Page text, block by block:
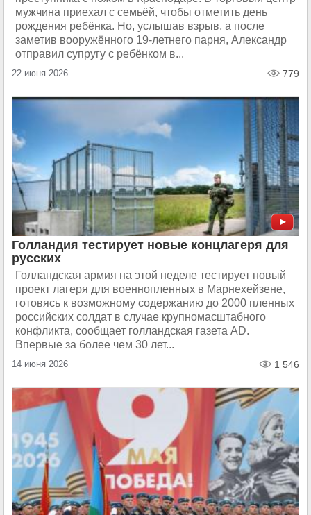
мужчина приехал с семьёй, чтобы отметить день
рождения ребёнка. Но, услышав взрыв, а после
заметив вооружённого 19-летнего парня, Александр
отправил супругу с ребёнком в...
22 июня 2026 779
Голландия тестирует новые концлагеря для
русских
Голландская армия на этой неделе тестирует новый
проект лагеря для военнопленных в Марнехейзене,
готовясь к возможному содержанию до 2000 пленных
российских солдат в случае крупномасштабного
конфликта, сообщает голландская газета AD.
Впервые за более чем 30 лет...
14 июня 2026 1 546